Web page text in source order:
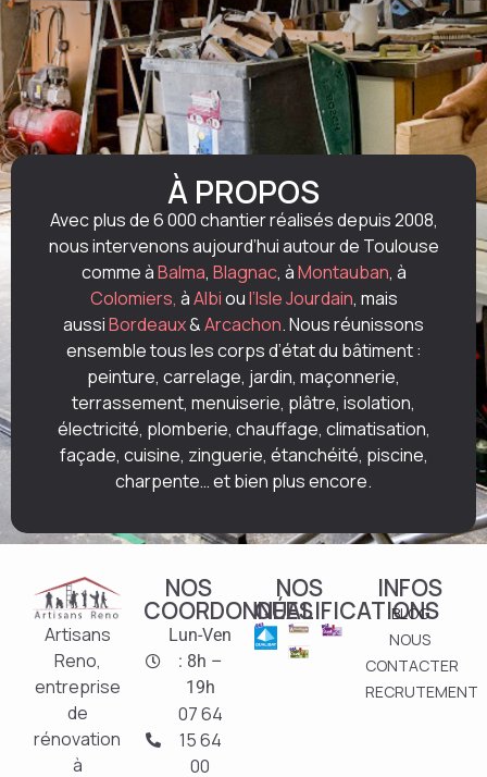
À PROPOS
Avec plus de 6 000 chantier réalisés depuis 2008,
nous intervenons aujourd’hui autour de Toulouse
comme àBalma, Blagnac, àMontauban, à
Colomiers, àAlbioul’Isle Jourdain, mais
aussiBordeaux&Arcachon. Nous réunissons
ensemble tous les corps d’état du bâtiment :
peinture, carrelage, jardin, maçonnerie,
terrassement, menuiserie, plâtre, isolation,
électricité, plomberie, chauffage, climatisation,
façade, cuisine, zinguerie, étanchéité, piscine,
charpente… et bien plus encore.
Artisans
Reno,
entreprise
de
rénovation
à
NOS
COORDONNÉES
Lun-Ven
: 8h –
19h
07 64
15 64
00
NOS
QUALIFICATIONS
INFOS
BLOG
NOUS
CONTACTER
RECRUTEMENT